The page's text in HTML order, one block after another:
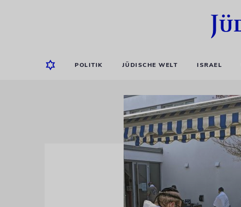
POLITIK JÜDISCHE WELT ISRAEL